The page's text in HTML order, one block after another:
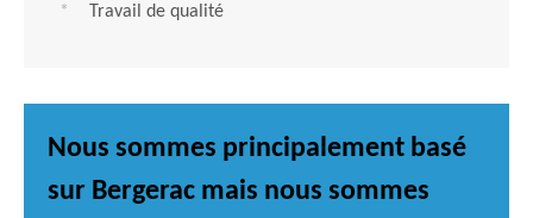
Travail de qualité
Nous sommes principalement basé
sur Bergerac mais nous sommes